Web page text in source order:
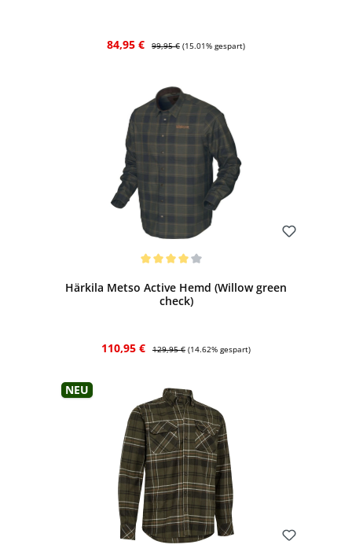
Verkaufspreis:
84,95 € Regulärer Preis:
99,95 € (15.01% gespart)
Härkila Metso Active Hemd (Willow green
check)
Verkaufspreis:
110,95 € Regulärer Preis:
129,95 € (14.62% gespart)
Neu